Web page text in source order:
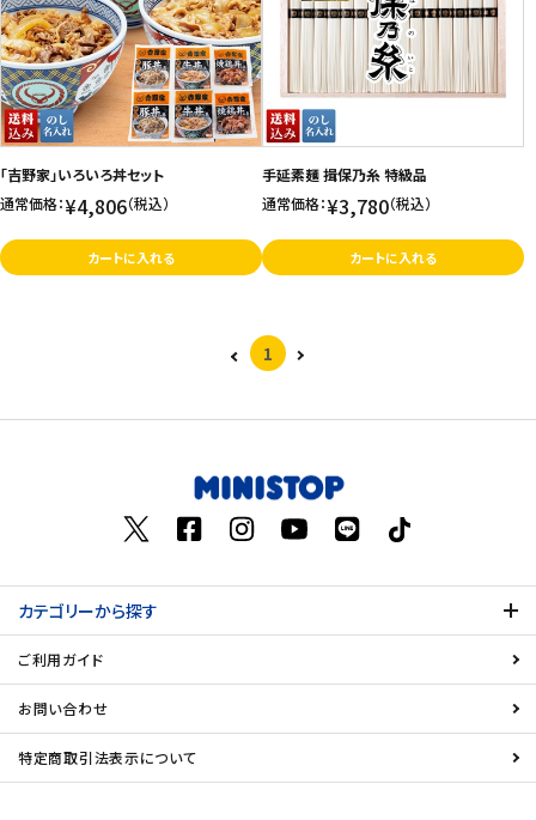
「吉野家」いろいろ丼セット
通常価格：¥4,806（税込）
カートに入れる
手延素麺 揖保乃糸 特級品
通常価格：¥3,780（税込）
カートに入れる
1
カテゴリーから探す
ご利用ガイド
お問い合わせ
特定商取引法表示について